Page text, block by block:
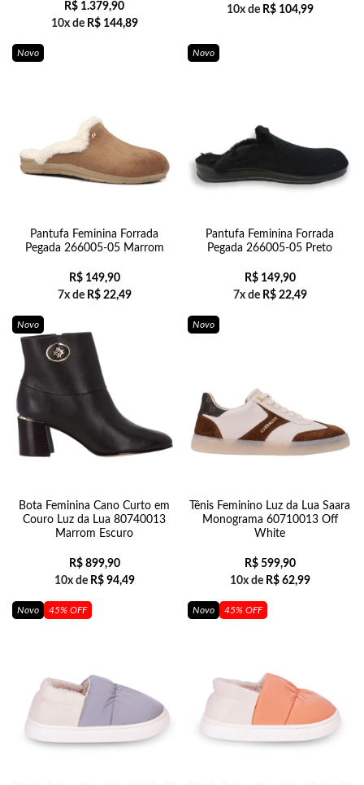
R$ 1.379,90
10x de R$144,89
10x de R$104,99
Novo
Pantufa Feminina Forrada
Pegada 266005-05 Marrom
R$149,90
7x de R$22,49
Novo
Pantufa Feminina Forrada
Pegada 266005-05 Preto
R$149,90
7x de R$22,49
Novo
Bota Feminina Cano Curto em
Couro Luz da Lua 80740013
Marrom Escuro
R$899,90
10x de R$94,49
Novo
Tênis Feminino Luz da Lua Saara
Monograma 60710013 Off
White
R$599,90
10x de R$62,99
Novo 45% OFF Novo 45% OFF